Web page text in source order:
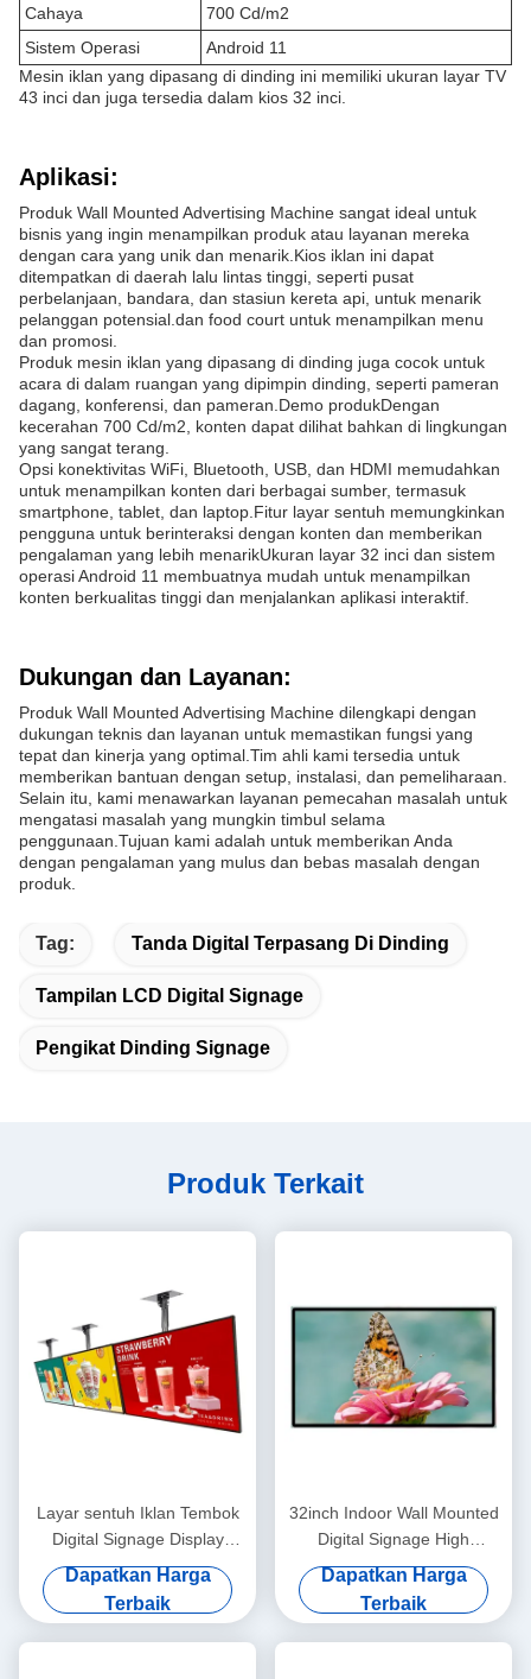
Cahaya
700 Cd/m2
Sistem Operasi
Android 11
Mesin iklan yang dipasang di dinding ini memiliki ukuran layar TV
43 inci dan juga tersedia dalam kios 32 inci.
Aplikasi:
Produk Wall Mounted Advertising Machine sangat ideal untuk
bisnis yang ingin menampilkan produk atau layanan mereka
dengan cara yang unik dan menarik.Kios iklan ini dapat
ditempatkan di daerah lalu lintas tinggi, seperti pusat
perbelanjaan, bandara, dan stasiun kereta api, untuk menarik
pelanggan potensial.dan food court untuk menampilkan menu
dan promosi.
Produk mesin iklan yang dipasang di dinding juga cocok untuk
acara di dalam ruangan yang dipimpin dinding, seperti pameran
dagang, konferensi, dan pameran.Demo produkDengan
kecerahan 700 Cd/m2, konten dapat dilihat bahkan di lingkungan
yang sangat terang.
Opsi konektivitas WiFi, Bluetooth, USB, dan HDMI memudahkan
untuk menampilkan konten dari berbagai sumber, termasuk
smartphone, tablet, dan laptop.Fitur layar sentuh memungkinkan
pengguna untuk berinteraksi dengan konten dan memberikan
pengalaman yang lebih menarikUkuran layar 32 inci dan sistem
operasi Android 11 membuatnya mudah untuk menampilkan
konten berkualitas tinggi dan menjalankan aplikasi interaktif.
Dukungan dan Layanan:
Produk Wall Mounted Advertising Machine dilengkapi dengan
dukungan teknis dan layanan untuk memastikan fungsi yang
tepat dan kinerja yang optimal.Tim ahli kami tersedia untuk
memberikan bantuan dengan setup, instalasi, dan pemeliharaan.
Selain itu, kami menawarkan layanan pemecahan masalah untuk
mengatasi masalah yang mungkin timbul selama
penggunaan.Tujuan kami adalah untuk memberikan Anda
dengan pengalaman yang mulus dan bebas masalah dengan
produk.
Tag: Tanda Digital Terpasang Di Dinding
Tampilan LCD Digital Signage
Pengikat Dinding Signage
Produk Terkait
Layar sentuh Iklan Tembok
Digital Signage Display
Layar 16GB
Dapatkan Harga
Terbaik
32inch Indoor Wall Mounted
Digital Signage High
Brightness LCD Advertising
Dapatkan Harga
Terbaik